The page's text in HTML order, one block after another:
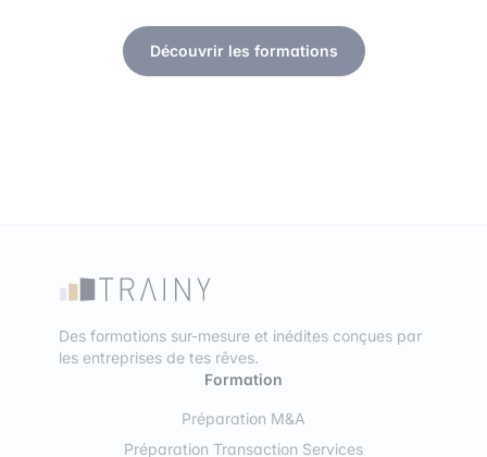
Découvrir les formations
Des formations sur-mesure et inédites conçues par
les entreprises de tes rêves.
Formation
Préparation M&A
Préparation Transaction Services